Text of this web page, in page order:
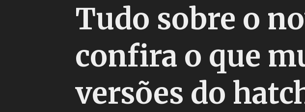
Tudo sobre o
confira o que
versões do